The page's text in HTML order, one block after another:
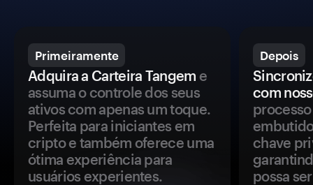
Primeiramente
Adquira a Carteira Tangem e
assuma o controle dos seus
ativos com apenas um toque.
Perfeita para iniciantes em
cripto e também oferece uma
ótima experiência para
usuários experientes.
Depois
com
chave
possa